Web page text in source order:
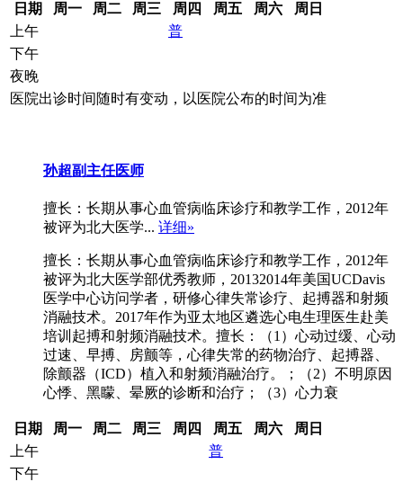
日期 周一 周二 周三 周四 周五 周六
周日
上午
普
下午
夜晚
医院出诊时间随时有变动，以医院公布的时间为准
孙超副主任医师
擅长：长期从事心血管病临床诊疗和教学工作，2012年
被评为北大医学... 详细»
擅长：长期从事心血管病临床诊疗和教学工作，2012年
被评为北大医学部优秀教师，20132014年美国UCDavis
医学中心访问学者，研修心律失常诊疗、起搏器和射频
消融技术。2017年作为亚太地区遴选心电生理医生赴美
培训起搏和射频消融技术。擅长：（1）心动过缓、心动
过速、早搏、房颤等，心律失常的药物治疗、起搏器、
除颤器（ICD）植入和射频消融治疗。；（2）不明原因
心悸、黑矇、晕厥的诊断和治疗；（3）心力衰
日期 周一 周二 周三 周四 周五 周六
周日
上午
普
下午